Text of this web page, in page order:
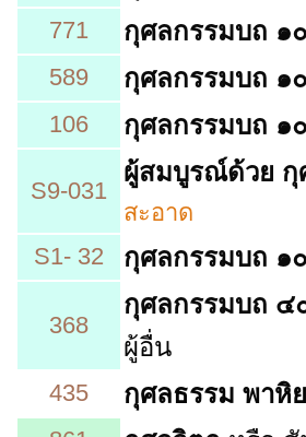
771 กุศลกรรมบถ ๑
589 กุศลกรรมบถ ๑
106 กุศลกรรมบถ ๑๐
S9-031
ผู้สมบูรณ์ด้วย กุ
สะอาด
S1- 32
กุศลกรรมบถ ๑๐
368
กุศลกรรมบถ ๔
ผู้อื่น
435 กุศลธรรม พาหิ